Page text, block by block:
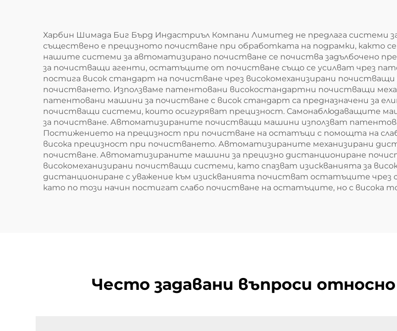
Харбин Шимада Биг Бърд Индастриъл Компани Лимитед не предлага системи
съществено е прецизното почистване при обработката на подрамки, както
нашите системи за автоматизирано почистване се почиства задълбочено
за почистващи агенти, остатъците от почистване също се усилват чрез
постига висок стандарт на почистване чрез високомеханизирани
почистването. Използваме патентовани високостандартни почистващи
патентовани машини за почистване с висок стандарт са предназначени за
почистващи системи, които осигуряват прецизност. Самонаблюдаващите
за почистване. Автоматизираните почистващи машини използват
Постижението на прецизност при почистване на остатъци с помощта на
висока прецизност при почистването. Автоматизираните механизирани
почистване. Автоматизираните машини за прецизно дистанциониране
високомеханизирани почистващи системи, като спазват изискванията за
дистанциониране с уважение към изискванията почистват остатъците чрез
като по този начин постигат слабо почистване на остатъците, но с висока
Често задавани въпроси